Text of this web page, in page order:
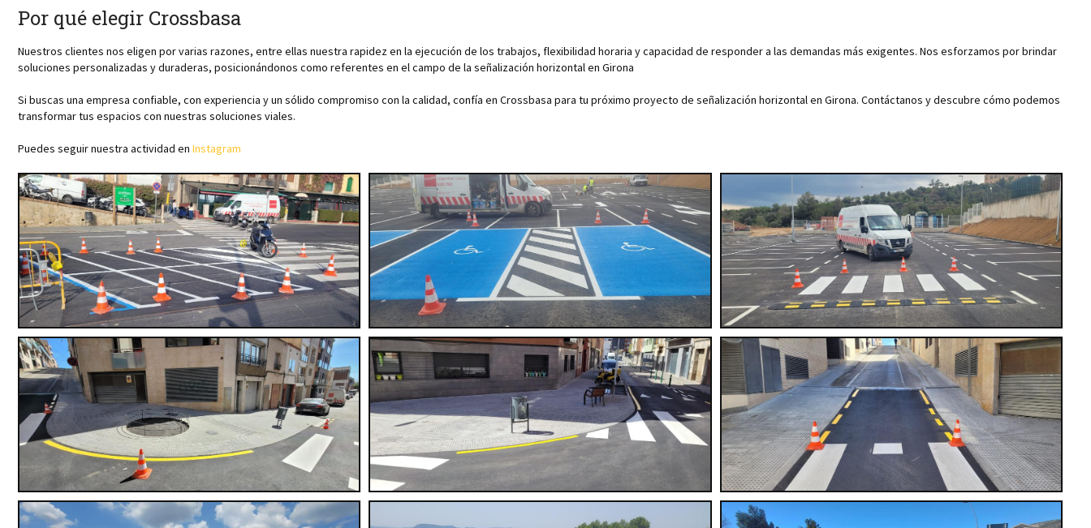
Por qué elegir Crossbasa
Nuestros clientes nos eligen por varias razones, entre ellas nuestra rapidez en la ejecución de los trabajos, flexibilidad horaria y capacidad de responder a las demandas más exigentes. Nos esforzamos por brindar
soluciones personalizadas y duraderas, posicionándonos como referentes en el campo de la señalización horizontal en Girona
Si buscas una empresa confiable, con experiencia y un sólido compromiso con la calidad, confía en Crossbasa para tu próximo proyecto de señalización horizontal en Girona. Contáctanos y descubre cómo podemos
transformar tus espacios con nuestras soluciones viales.
Puedes seguir nuestra actividad en Instagram